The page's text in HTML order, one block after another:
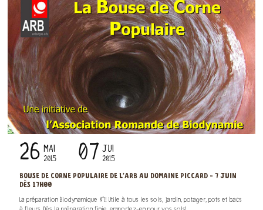
26 MAI
2015 07 JUI
2015
BOUSE DE CORNE POPULAIRE DE L'ARB AU DOMAINE PICCARD - 7 JUIN
DÈS 17H00
La préparation Biodynamique N°1! Utile à tous les sols, jardin, potager, pots et bacs